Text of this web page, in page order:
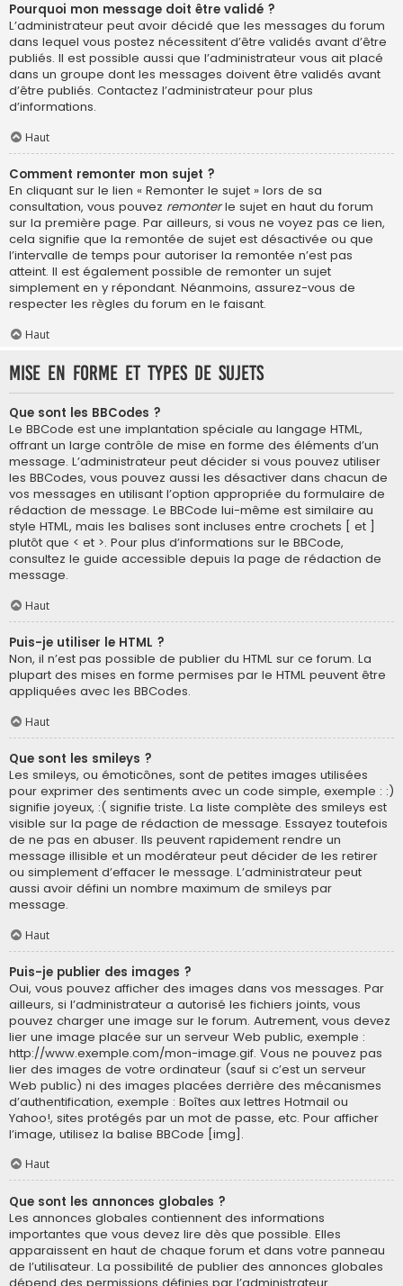
Pourquoi mon message doit être validé ?
L’administrateur peut avoir décidé que les messages du forum
dans lequel vous postez nécessitent d’être validés avant d’être
publiés. Il est possible aussi que l’administrateur vous ait placé
dans un groupe dont les messages doivent être validés avant
d’être publiés. Contactez l’administrateur pour plus
d’informations.
Haut
Comment remonter mon sujet ?
En cliquant sur le lien « Remonter le sujet » lors de sa
consultation, vous pouvez remonterle sujet en haut du forum
sur la première page. Par ailleurs, si vous ne voyez pas ce lien,
cela signifie que la remontée de sujet est désactivée ou que
l’intervalle de temps pour autoriser la remontée n’est pas
atteint. Il est également possible de remonter un sujet
simplement en y répondant. Néanmoins, assurez-vous de
respecter les règles du forum en le faisant.
Haut
Mise en forme et types de sujets
Que sont les BBCodes ?
Le BBCode est une implantation spéciale au langage HTML,
offrant un large contrôle de mise en forme des éléments d’un
message. L’administrateur peut décider si vous pouvez utiliser
les BBCodes, vous pouvez aussi les désactiver dans chacun de
vos messages en utilisant l’option appropriée du formulaire de
rédaction de message. Le BBCode lui-même est similaire au
style HTML, mais les balises sont incluses entre crochets [ et ]
plutôt que < et >. Pour plus d’informations sur le BBCode,
consultez le guide accessible depuis la page de rédaction de
message.
Haut
Puis-je utiliser le HTML ?
Non, il n’est pas possible de publier du HTML sur ce forum. La
plupart des mises en forme permises par le HTML peuvent être
appliquées avec les BBCodes.
Haut
Que sont les smileys ?
Les smileys, ou émoticônes, sont de petites images utilisées
pour exprimer des sentiments avec un code simple, exemple : :)
signifie joyeux, :( signifie triste. La liste complète des smileys est
visible sur la page de rédaction de message. Essayez toutefois
de ne pas en abuser. Ils peuvent rapidement rendre un
message illisible et un modérateur peut décider de les retirer
ou simplement d’effacer le message. L’administrateur peut
aussi avoir défini un nombre maximum de smileys par
message.
Haut
Puis-je publier des images ?
Oui, vous pouvez afficher des images dans vos messages. Par
ailleurs, si l’administrateur a autorisé les fichiers joints, vous
pouvez charger une image sur le forum. Autrement, vous devez
lier une image placée sur un serveur Web public, exemple :
http://www.exemple.com/mon-image.gif. Vous ne pouvez pas
lier des images de votre ordinateur (sauf si c’est un serveur
Web public) ni des images placées derrière des mécanismes
d’authentification, exemple : Boîtes aux lettres Hotmail ou
Yahoo!, sites protégés par un mot de passe, etc. Pour afficher
l’image, utilisez la balise BBCode [img].
Haut
Que sont les annonces globales ?
Les annonces globales contiennent des informations
importantes que vous devez lire dès que possible. Elles
apparaissent en haut de chaque forum et dans votre panneau
de l’utilisateur. La possibilité de publier des annonces globales
dépend des permissions définies par l’administrateur.